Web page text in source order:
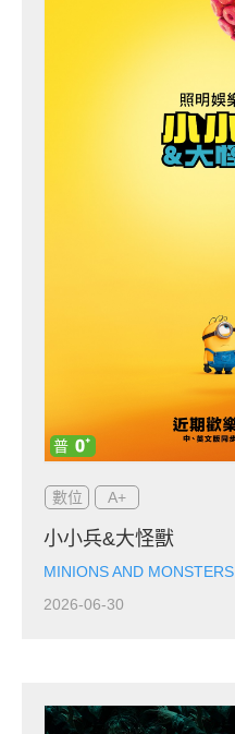
數位 A+
小小兵&大怪獸
MINIONS AND MONSTERS
2026-06-30